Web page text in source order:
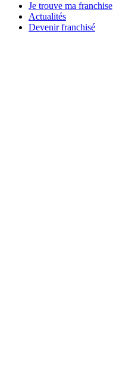
Je trouve ma franchise
Actualités
Devenir franchisé